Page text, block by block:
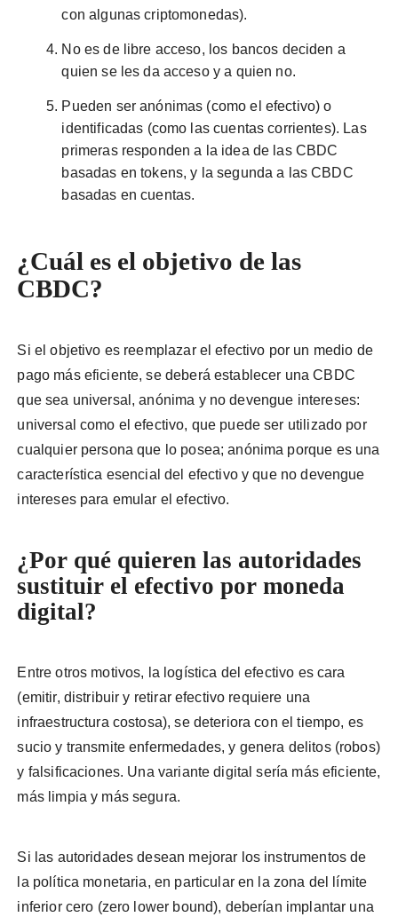
con algunas criptomonedas).
No es de libre acceso, los bancos deciden a
quien se les da acceso y a quien no.
Pueden ser anónimas (como el efectivo) o
identificadas (como las cuentas corrientes). Las
primeras responden a la idea de las CBDC
basadas en tokens, y la segunda a las CBDC
basadas en cuentas.
¿Cuál es el objetivo de las
CBDC?
Si el objetivo es reemplazar el efectivo por un medio de
pago más eficiente, se deberá establecer una CBDC
que sea universal, anónima y no devengue intereses:
universal como el efectivo, que puede ser utilizado por
cualquier persona que lo posea; anónima porque es una
característica esencial del efectivo y que no devengue
intereses para emular el efectivo.
¿Por qué quieren las autoridades
sustituir el efectivo por moneda
digital?
Entre otros motivos, la logística del efectivo es cara
(emitir, distribuir y retirar efectivo requiere una
infraestructura costosa), se deteriora con el tiempo, es
sucio y transmite enfermedades, y genera delitos (robos)
y falsificaciones. Una variante digital sería más eficiente,
más limpia y más segura.
Si las autoridades desean mejorar los instrumentos de
la política monetaria, en particular en la zona del límite
inferior cero (zero lower bound), deberían implantar una